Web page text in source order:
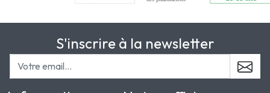
S'inscrire à la newsletter